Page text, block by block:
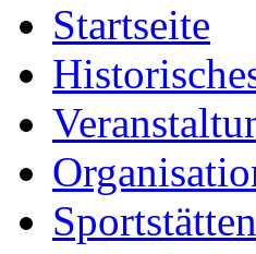
Startseite
Sportstätten